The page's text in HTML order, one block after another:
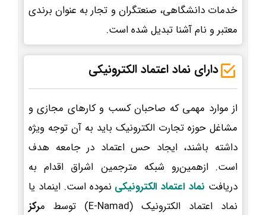
خدمات دانشگاهی، صنعتگران و تجار به عنوان برندی
معتبر و نام آشنا تبدیل شده است.
دارای نماد اعتماد الکترونیکی
از موارد مهمی که صاحبان کسب و کارهای مجازی و
مشاغل حوزه تجارت الکترونیک باید به آن توجه ویژه
داشته باشند، ایجاد حس اعتماد در جامعه هدف
است. ازهمین‌رو شبکه مترجمین اشراق اقدام به
دریافت نماد اعتماد الکترونیکی نموده است. اینماد یا
نماد اعتماد الکترونیک (E-Namad) توسط م
رکز